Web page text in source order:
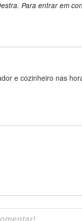
Para entrar em
e cozinheiro nas